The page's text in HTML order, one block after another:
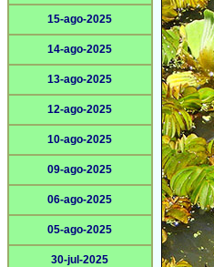
15-ago-2025
14-ago-2025
13-ago-2025
12-ago-2025
10-ago-2025
09-ago-2025
06-ago-2025
05-ago-2025
30-jul-2025